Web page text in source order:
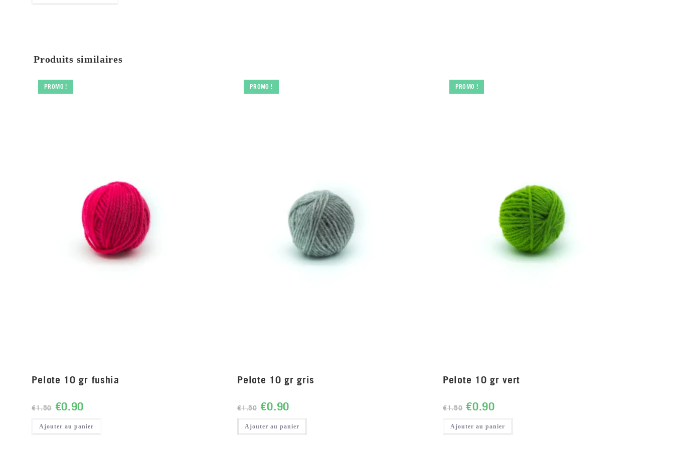
Produits similaires
PROMO !
Pelote 10 gr fushia
€1.50 €0.90
Ajouter au panier
PROMO !
Pelote 10 gr gris
€1.50 €0.90
Ajouter au panier
PROMO !
Pelote 10 gr vert
€1.50 €0.90
Ajouter au panier